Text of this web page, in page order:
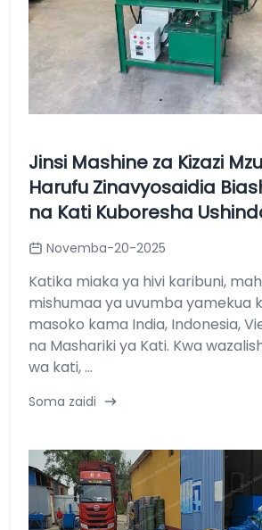
Jinsi Mashine za Kizazi
Harufu Zinavyosaidia
na Kati Kuboresha
Novemba-20-2025
Katika miaka ya hivi karibuni,
mishumaa ya uvumba yamekua
masoko kama India, Indonesia,
na Mashariki ya Kati. Kwa
wa kati, ...
Soma zaidi